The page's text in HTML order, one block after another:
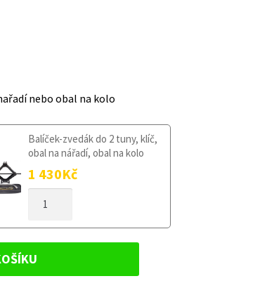
nebo obal na kolo
Balíček-zvedák do 2 tuny, klíč,
obal na nářadí, obal na kolo
1 430Kč
KOLO
TYPE
1999-
2008